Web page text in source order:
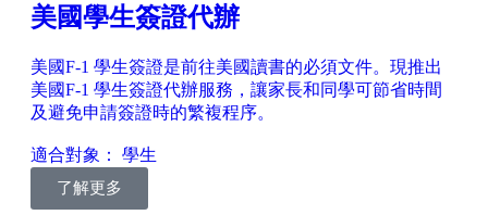
美國學生簽證代辦
美國F-1 學生簽證是前往美國讀書的必須文件。現推出
美國F-1 學生簽證代辦服務，讓家長和同學可節省時間
及避免申請簽證時的繁複程序。
適合對象： 學生
了解更多